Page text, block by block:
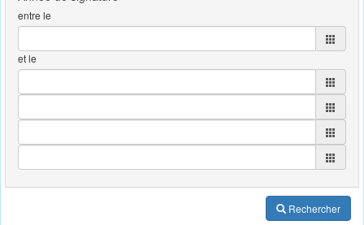
entre le
et le
Rechercher